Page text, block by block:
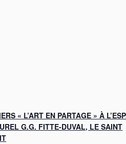
« L’ART EN PARTAGE » À
G.G. FITTE-DUVAL, LE SAINT